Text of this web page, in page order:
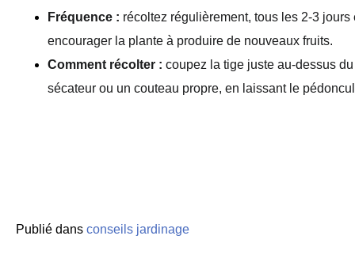
Fréquence : récoltez régulièrement, tous les 2-3
encourager la plante à produire de nouveaux fruits.
Comment récolter : coupez la tige juste au-dessus
sécateur ou un couteau propre, en laissant le
Publié dans conseils jardinage